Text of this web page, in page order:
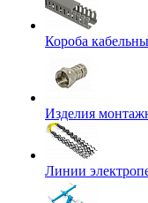
Короба
Изделия
Линии